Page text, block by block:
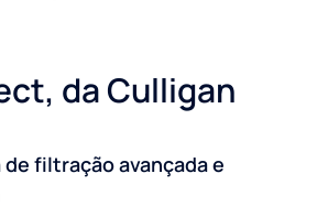
da Culligan
filtração avançada e